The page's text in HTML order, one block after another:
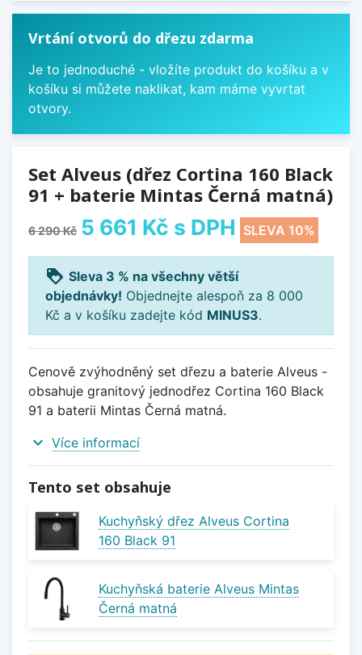
Vrtání otvorů do dřezu zdarma
Je to jednoduché - vložíte produkt do košíku a v
košíku si můžete naklikat, kam máme vyvrtat
otvory.
Set Alveus (dřez Cortina 160 Black
91 + baterie Mintas Černá matná)
6 290 Kč 5 661 Kč s DPH SLEVA 10%
loyalty Sleva 3 % na všechny větší
objednávky! Objednejte alespoň za 8 000
Kč a v košíku zadejte kód MINUS3.
Cenově zvýhodněný set dřezu a baterie Alveus -
obsahuje granitový jednodřez Cortina 160 Black
91 a baterii Mintas Černá matná.
expand_more Více informací
Tento set obsahuje
Kuchyňský dřez Alveus Cortina
160 Black 91
Kuchyňská baterie Alveus Mintas
Černá matná